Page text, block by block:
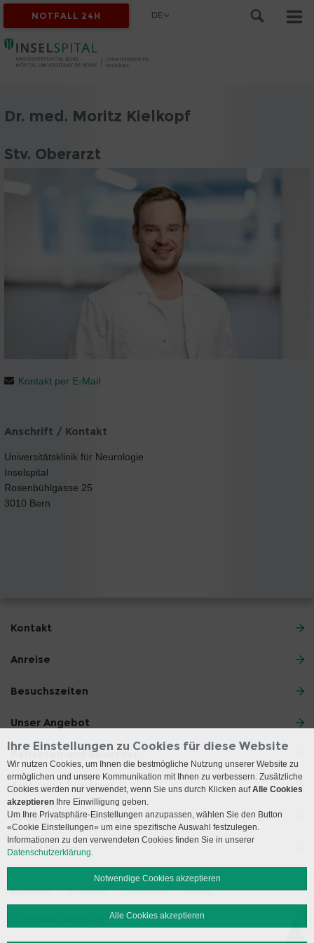
NOTFALL 24H DE
Dr. med. Moritz Kielkopf
Stv. Oberarzt
Kontakt per E-Mail
Anschrift / Kontakt
Universitätsklinik für Neurologie
Inselspital
Rosenbühlgasse 25
3010 Bern
Kontakt
Anreise
Besuchszeiten
Unser Angebot
Patienten und Besucher
Ärzte und Zuweiser
Lehre und Forschung
Social Media
Impressum Disclaimer Datenschutz Sitemap
Ihre Einstellungen zu Cookies für diese Website
Wir nutzen Cookies, um Ihnen die bestmögliche Nutzung unserer Website zu
ermöglichen und unsere Kommunikation mit Ihnen zu verbessern. Zusätzliche
Cookies werden nur verwendet, wenn Sie uns durch Klicken aufAlle Cookies
akzeptieren Ihre Einwilligung geben.
Um Ihre Privatsphäre-Einstellungen anzupassen, wählen Sie den Button
«Cookie Einstellungen» um eine spezifische Auswahl festzulegen.
Informationen zu den verwendeten Cookies finden Sie in unserer
Datenschutzerklärung.
Notwendige Cookies akzeptieren
Alle Cookies akzeptieren